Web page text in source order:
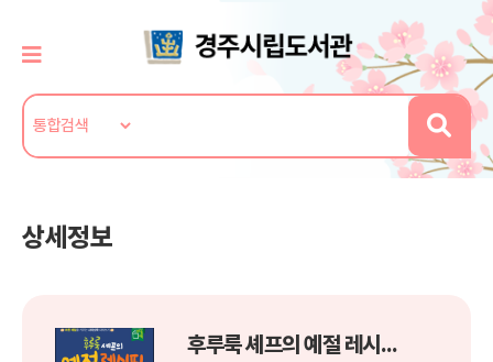
상세정보
후루룩 셰프의 예절 레시피 - 바른 예절을 키우는 사자소학 따라쓰기